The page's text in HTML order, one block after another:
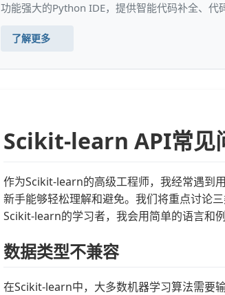
功能强大的Python IDE，提供智能代码补全、代
了解更多
Scikit-learn API常见
作为Scikit-learn的高级工程师，我经常遇到
新手能够轻松理解和避免。我们将重点讨论
Scikit-learn的学习者，我会用简单的语言和
数据类型不兼容
在Scikit-learn中，大多数机器学习算法需要